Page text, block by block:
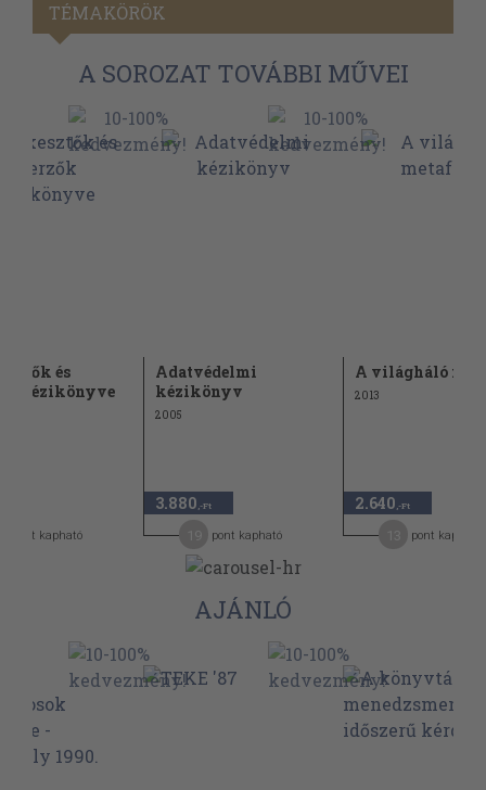
TÉMAKÖRÖK
A SOROZAT TOVÁBBI MŰVEI
és
kézikönyve
pont kapható
Adatvédelmi
kézikönyv
2005
3.880 ,-Ft
pont kapható
A világháló
2013
2.640 ,-Ft
pont kapható
AJÁNLÓ